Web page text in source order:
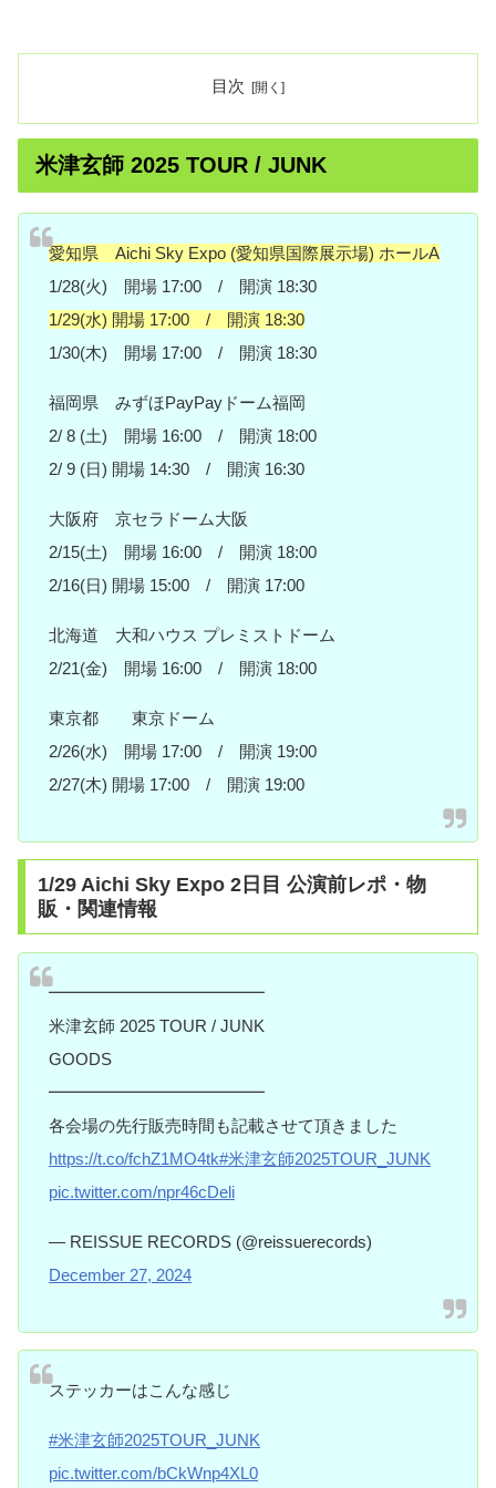
目次
米津玄師 2025 TOUR / JUNK
愛知県 Aichi Sky Expo (愛知県国際展示場) ホールA
1/28(火) 開場 17:00 / 開演 18:30
1/29(水) 開場 17:00 / 開演 18:30
1/30(木) 開場 17:00 / 開演 18:30
福岡県 みずほPayPayドーム福岡
2/ 8 (土) 開場 16:00 / 開演 18:00
2/ 9 (日) 開場 14:30 / 開演 16:30
大阪府 京セラドーム大阪
2/15(土) 開場 16:00 / 開演 18:00
2/16(日) 開場 15:00 / 開演 17:00
北海道 大和ハウス プレミストドーム
2/21(金) 開場 16:00 / 開演 18:00
東京都 東京ドーム
2/26(水) 開場 17:00 / 開演 19:00
2/27(木) 開場 17:00 / 開演 19:00
1/29 Aichi Sky Expo 2日目 公演前レポ・物
販・関連情報
━━━━━━━━━━━━━
米津玄師 2025 TOUR / JUNK
GOODS
━━━━━━━━━━━━━
各会場の先行販売時間も記載させて頂きました
https://t.co/fchZ1MO4tk#米津玄師2025TOUR_JUNK
pic.twitter.com/npr46cDeli
— REISSUE RECORDS (@reissuerecords)
December 27, 2024
ステッカーはこんな感じ
#米津玄師2025TOUR_JUNK
pic.twitter.com/bCkWnp4XL0